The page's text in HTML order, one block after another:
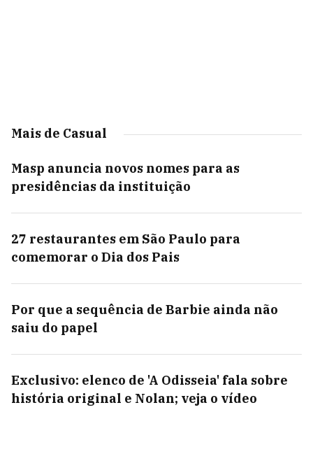
Mais de Casual
Masp anuncia novos nomes para as
presidências da instituição
27 restaurantes em São Paulo para
comemorar o Dia dos Pais
Por que a sequência de Barbie ainda não
saiu do papel
Exclusivo: elenco de 'A Odisseia' fala sobre
história original e Nolan; veja o vídeo